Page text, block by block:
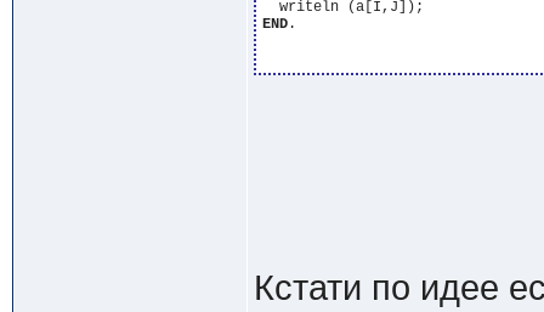
END.
Кстати по идее